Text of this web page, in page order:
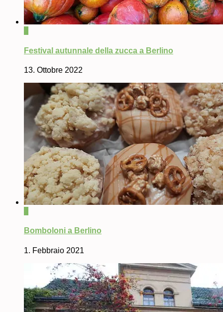
Festival autunnale della zucca a Berlino
13. Ottobre 2022
Bomboloni a Berlino
1. Febbraio 2021